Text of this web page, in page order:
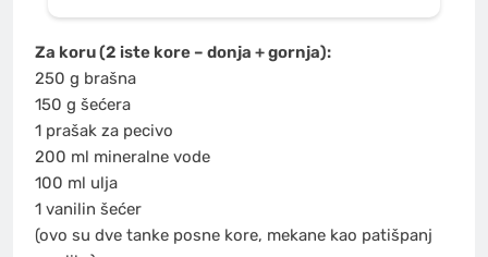
Za koru (2 iste kore – donja + gornja):
250 g brašna
150 g šećera
1 prašak za pecivo
200 ml mineralne vode
100 ml ulja
1 vanilin šećer
(ovo su dve tanke posne kore, mekane kao patišpanj